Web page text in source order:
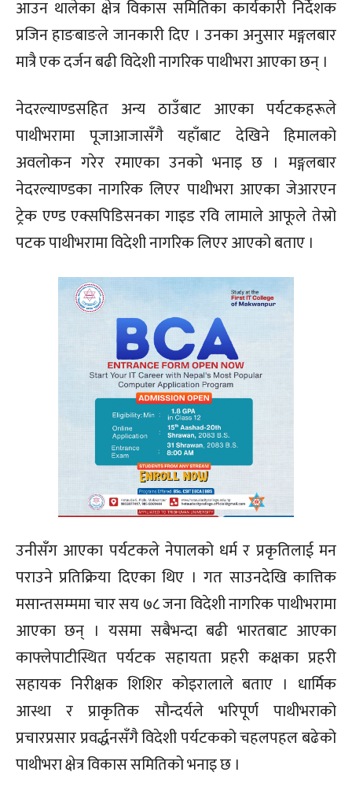
आउन थालेका क्षेत्र विकास समितिका कार्यकारी निर्देशक
प्रजिन हाङबाङले जानकारी दिए । उनका अनुसार मङ्गलबार
मात्रै एक दर्जन बढी विदेशी नागरिक पाथीभरा आएका छन् ।
नेदरल्याण्डसहित अन्य ठाउँबाट आएका पर्यटकहरूले
पाथीभरामा पूजाआजासँगै यहाँबाट देखिने हिमालको
अवलोकन गरेर रमाएका उनको भनाइ छ । मङ्गलबार
नेदरल्याण्डका नागरिक लिएर पाथीभरा आएका जेआरएन
ट्रेक एण्ड एक्सपिडिसनका गाइड रवि लामाले आफूले तेस्रो
पटक पाथीभरामा विदेशी नागरिक लिएर आएको बताए ।
उनीसँग आएका पर्यटकले नेपालको धर्म र प्रकृतिलाई मन
पराउने प्रतिक्रिया दिएका थिए । गत साउनदेखि कात्तिक
मसान्तसम्ममा चार सय ७८ जना विदेशी नागरिक पाथीभरामा
आएका छन् । यसमा सबैभन्दा बढी भारतबाट आएका
काफ्लेपाटीस्थित पर्यटक सहायता प्रहरी कक्षका प्रहरी
सहायक निरीक्षक शिशिर कोइरालाले बताए । धार्मिक
आस्था र प्राकृतिक सौन्दर्यले भरिपूर्ण पाथीभराको
प्रचारप्रसार प्रवर्द्धनसँगै विदेशी पर्यटकको चहलपहल बढेको
पाथीभरा क्षेत्र विकास समितिको भनाइ छ ।